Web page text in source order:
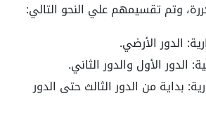
الدور الأرضي.
الدور الأول والدور الثاني.
بداية من الدور الثالث حتى الدور